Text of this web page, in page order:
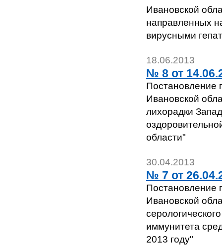
Ивановской
направленных
вирусными
18.06.2013
№ 8 от
Постановление
Ивановской
лихорадки
области"
30.04.2013
№ 7 от
Постановление
Ивановской
иммунитета
2013 году"